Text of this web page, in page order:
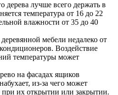
дерева лучше всего держать в
температура от 16 до 22
влажности от 35 до 40
мебели недалеко от
Воздействие
температуры может
на фасадах ящиков
из-за чего может
при их открытии или закрытии.